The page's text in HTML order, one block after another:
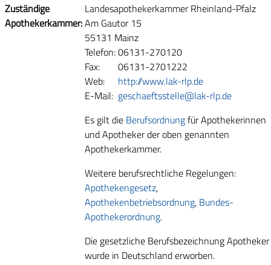
Zuständige
Apothekerkammer:
Landesapothekerkammer Rheinland-Pfalz
Am Gautor 15
55131 Mainz
Telefon:06131-270120
Fax:
06131-2701222
Web:
http://www.lak-rlp.de
E-Mail: geschaeftsstelle@lak-rlp.de
Es gilt die Berufsordnungfür Apothekerinnen
und Apotheker der oben genannten
Apothekerkammer.
Weitere berufsrechtliche Regelungen:
Apothekengesetz,
Apothekenbetriebsordnung, Bundes-
Apothekerordnung.
Die gesetzliche Berufsbezeichnung Apotheker
wurde in Deutschland erworben.